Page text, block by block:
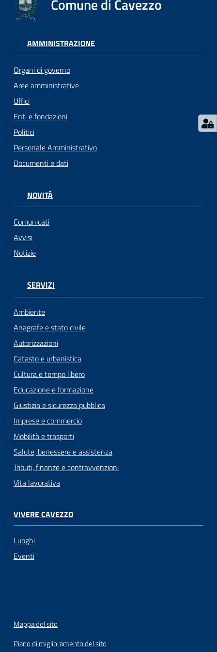
Seguici
su
Comune di Cavezzo
AMMINISTRAZIONE
Organi di governo
Aree amministrative
Uffici
Enti e fondazioni
Politici
Personale Amministrativo
Documenti e dati
NOVITÀ
Comunicati
Avvisi
Notizie
SERVIZI
Ambiente
Anagrafe e stato civile
Autorizzazioni
Catasto e urbanistica
Cultura e tempo libero
Educazione e formazione
Giustizia e sicurezza pubblica
Imprese e commercio
Mobilità e trasporti
Salute, benessere e assistenza
Tributi, finanze e contravvenzioni
Vita lavorativa
VIVERE CAVEZZO
Luoghi
Eventi
Mappa del sito
Piano di miglioramento del sito